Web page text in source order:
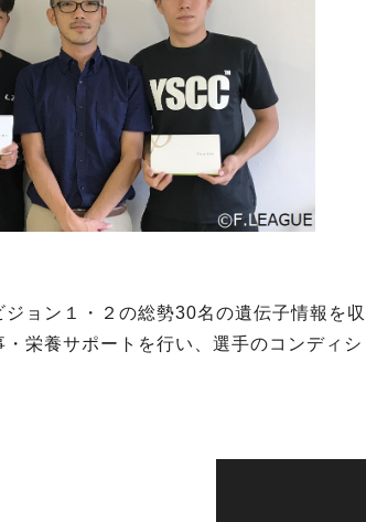
ョン１・２の総勢30名の遺伝子情報を収
栄養サポートを行い、選手のコンディ